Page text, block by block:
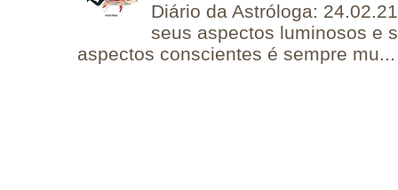
Diário da Astróloga:
seus aspectos luminosos e
aspectos conscientes é sempre mu...